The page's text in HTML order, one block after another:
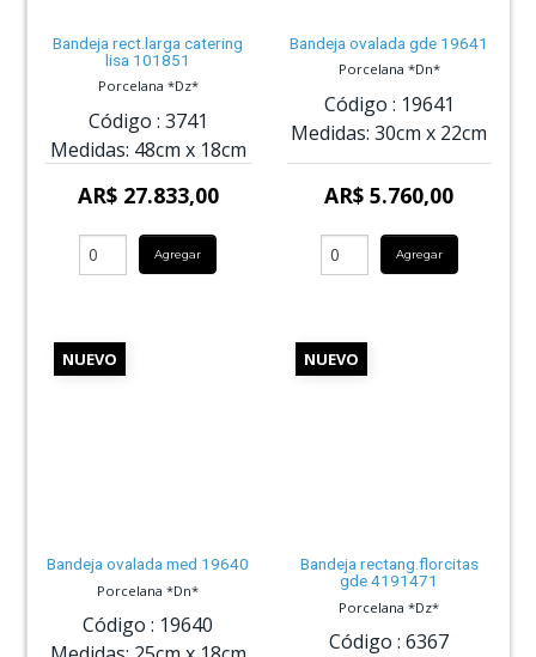
Bandeja rect.larga catering
lisa 101851
Porcelana *Dz*
Código : 3741
Medidas: 48cm x 18cm
AR$ 27.833,00
Agregar
Bandeja ovalada gde 19641
Porcelana *Dn*
Código : 19641
Medidas: 30cm x 22cm
AR$ 5.760,00
Agregar
NUEVO
Bandeja ovalada med 19640
Porcelana *Dn*
Código : 19640
NUEVO
Bandeja rectang.florcitas
gde 4191471
Porcelana *Dz*
Código : 6367